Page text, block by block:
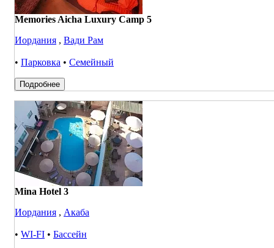
Memories Aicha Luxury Camp 5
Иордания , Вади Рам
• Парковка • Семейный
Подробнее
Mina Hotel 3
Иордания , Акаба
• WI-FI • Бассейн